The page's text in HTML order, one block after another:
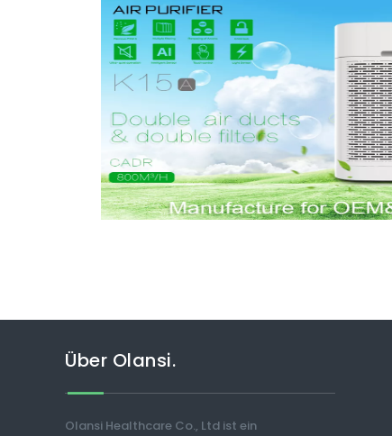
Über Olansi.
Olansi Healthcare Co., Ltd ist ein